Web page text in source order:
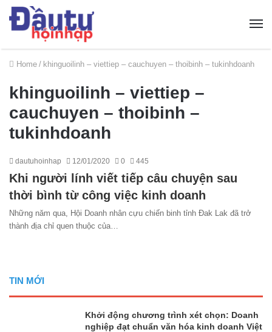
Home / khinguoilinh – viettiep – cauchuyen – thoibinh – tukinhdoanh
khinguoilinh – viettiep –
cauchuyen – thoibinh –
tukinhdoanh
dautuhoinhap 12/01/2020 0 445
Khi người lính viết tiếp câu chuyện sau
thời bình từ công việc kinh doanh
Những năm qua, Hội Doanh nhân cựu chiến binh tỉnh Đak Lak đã trở
thành địa chỉ quen thuộc của…
TIN MỚI
Khởi động chương trình xét chọn: Doanh
nghiệp đạt chuẩn văn hóa kinh doanh Việt